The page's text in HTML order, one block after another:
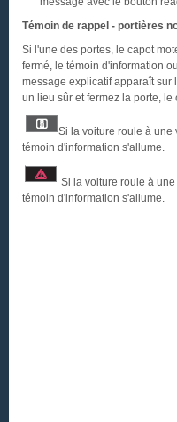
Témoin de rappel - portières
Si l'une des portes, le capot
fermé, le témoin d'information
message explicatif apparaît sur
un lieu sûr et fermez la porte,
Si la voiture roule à une
témoin d'information s'allume.
Si la voiture roule à
témoin d'information s'allume.